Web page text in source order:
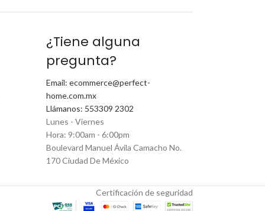
¿Tiene alguna
pregunta?
Email: ecommerce@perfect-
home.com.mx
Llámanos: 553309 2302
Lunes - Viernes
Hora: 9:00am - 6:00pm
Boulevard Manuel Ávila Camacho No.
170 Ciudad De México
Certificación de seguridad